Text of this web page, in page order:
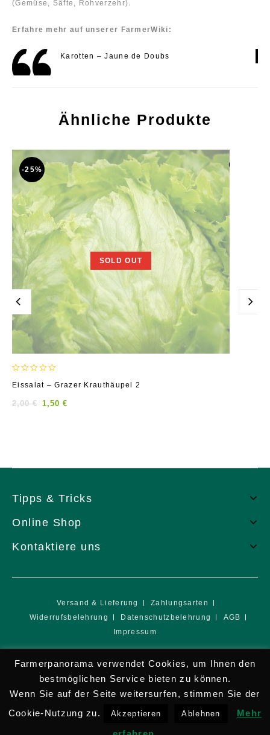
(Gemüse, Säfte, Rohverzehr).
Erfahre mehr auf unserer FarmerWiki:
Karotten – Jaune de Doubs
Ähnliche Produkte
SOLD OUT
-25%
out
of
Eissalat – Grazer Krauthäupel 2
2,00€ 1,50 €
Tipps & Tricks
Online Shop
Kontaktiere uns
Versand & Lieferung
Zahlungsarten
Widerrufsbelehrung
Datenschutzbelehrung
AGB
Impressum
Farmerpanorama verwendet Cookies, um Ihnen den
bestmöglichen Service bieten zu können.
Wenn Sie auf der Seite weitersurfen, stimmen Sie der
Cookie-Nutzung zu.
Akzeptieren Ablehnen Mehr